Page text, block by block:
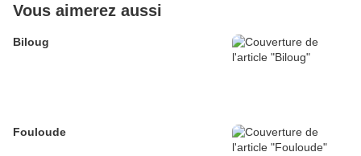
Vous aimerez aussi
Biloug
Fouloude